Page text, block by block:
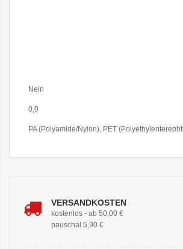
Nein
0,0
PA (Polyamide/Nylon), PET
VERSANDKOSTEN
kostenlos - ab 50,00 €
pauschal 5,90 €